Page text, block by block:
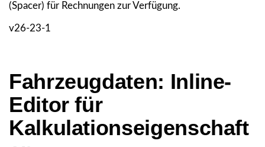
(Spacer) für Rechnungen zur Verfügung.
v26-23-1
Fahrzeugdaten: Inline-
Editor für
Kalkulationseigenschaft